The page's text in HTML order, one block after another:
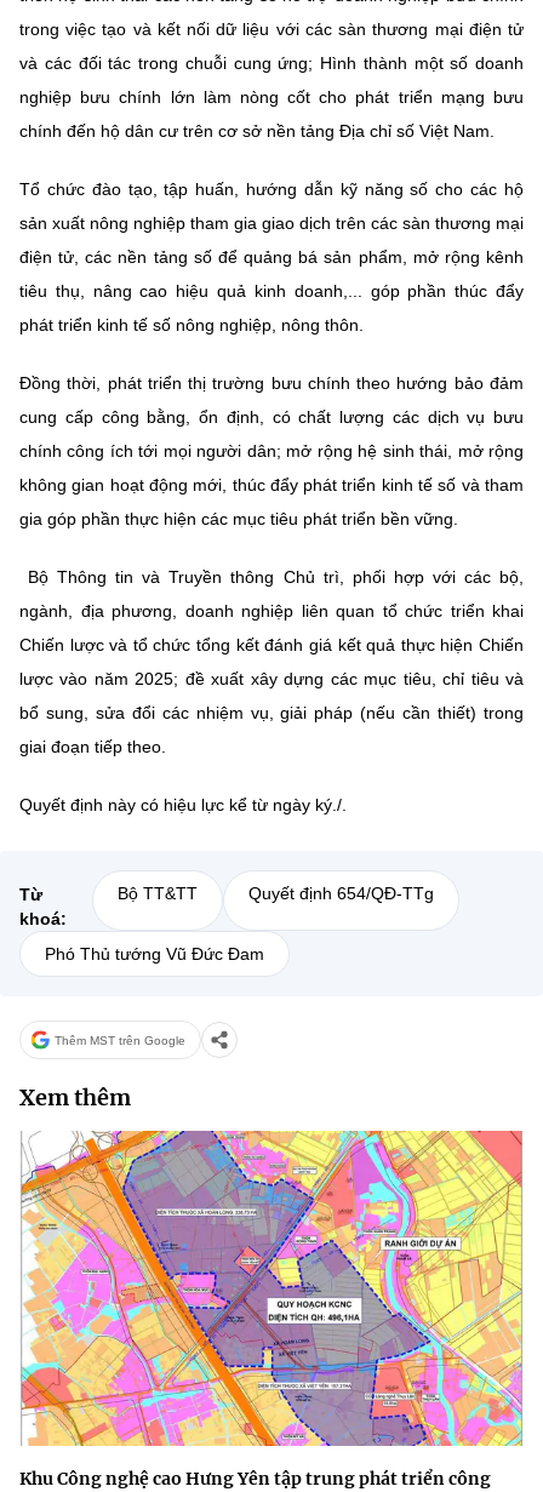
trong việc tạo và kết nối dữ liệu với các sàn thương mại điện tử
và các đối tác trong chuỗi cung ứng; Hình thành một số doanh
nghiệp bưu chính lớn làm nòng cốt cho phát triển mạng bưu
chính đến hộ dân cư trên cơ sở nền tảng Địa chỉ số Việt Nam.
Tổ chức đào tạo, tập huấn, hướng dẫn kỹ năng số cho các hộ
sản xuất nông nghiệp tham gia giao dịch trên các sàn thương mại
điện tử, các nền tảng số để quảng bá sản phẩm, mở rộng kênh
tiêu thụ, nâng cao hiệu quả kinh doanh,... góp phần thúc đẩy
phát triển kinh tế số nông nghiệp, nông thôn.
Đồng thời, phát triển thị trường bưu chính theo hướng bảo đảm
cung cấp công bằng, ổn định, có chất lượng các dịch vụ bưu
chính công ích tới mọi người dân; mở rộng hệ sinh thái, mở rộng
không gian hoạt động mới, thúc đẩy phát triển kinh tế số và tham
gia góp phần thực hiện các mục tiêu phát triển bền vững.
Bộ Thông tin và Truyền thông Chủ trì, phối hợp với các bộ,
ngành, địa phương, doanh nghiệp liên quan tổ chức triển khai
Chiến lược và tổ chức tổng kết đánh giá kết quả thực hiện Chiến
lược vào năm 2025; đề xuất xây dựng các mục tiêu, chỉ tiêu và
bổ sung, sửa đổi các nhiệm vụ, giải pháp (nếu cần thiết) trong
giai đoạn tiếp theo.
Quyết định này có hiệu lực kể từ ngày ký./.
Từ
khoá:
Bộ TT&TT Quyết định 654/QĐ-TTg
Phó Thủ tướng Vũ Đức Đam
Thêm MST trên Google
Xem thêm
Khu Công nghệ cao Hưng Yên tập trung phát triển công